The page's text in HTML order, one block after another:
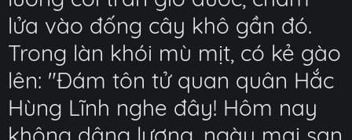
lửa vào đống cây khô gần đó.
Trong làn khói mù mịt, có kẻ gào
lên: "Đám tôn tử quan quân Hắc
Hùng Lĩnh nghe đây! Hôm nay